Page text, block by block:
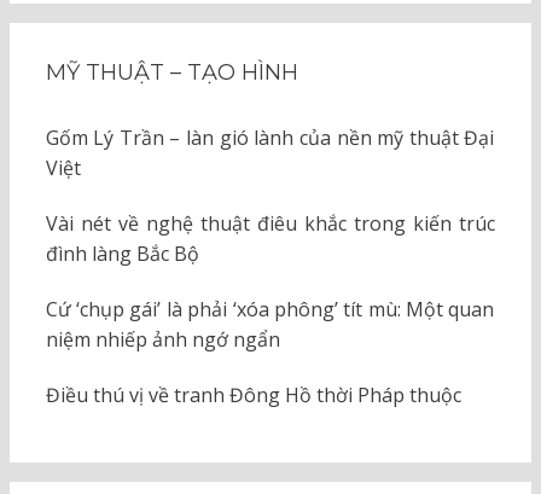
MỸ THUẬT – TẠO HÌNH
Gốm Lý Trần – làn gió lành của nền mỹ thuật Đại
Việt
Vài nét về nghệ thuật điêu khắc trong kiến trúc
đình làng Bắc Bộ
Cứ ‘chụp gái’ là phải ‘xóa phông’ tít mù: Một quan
niệm nhiếp ảnh ngớ ngẩn
Điều thú vị về tranh Đông Hồ thời Pháp thuộc